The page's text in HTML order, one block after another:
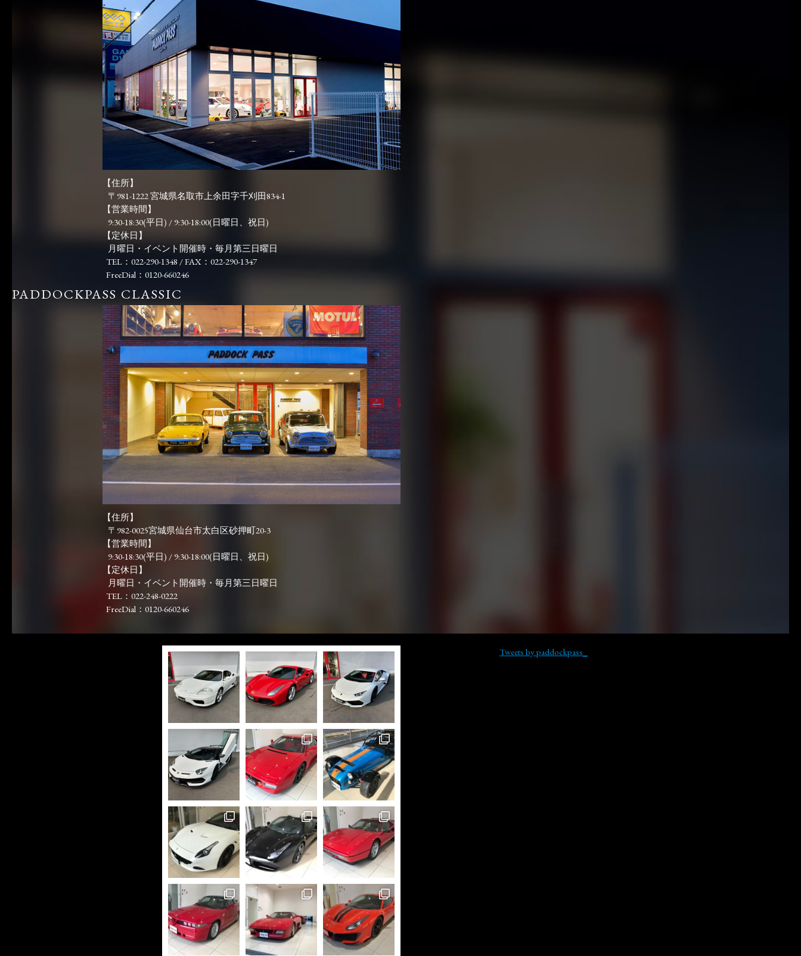
【住所】
〒981-1222 宮城県名取市上余田字千刈田834-1
【営業時間】
9:30-18:30(平日) / 9:30-18:00(日曜日、祝日)
【定休日】
月曜日・イベント開催時・毎月第三日曜日
TEL：022-290-1348 / FAX：022-290-1347
FreeDial：0120-660246
PADDOCKPASS CLASSIC
【住所】
〒982-0025宮城県仙台市太白区砂押町20-3
【営業時間】
9:30-18:30(平日) / 9:30-18:00(日曜日、祝日)
【定休日】
月曜日・イベント開催時・毎月第三日曜日
TEL：022-248-0222
FreeDial：0120-660246
Tweets by paddockpass_